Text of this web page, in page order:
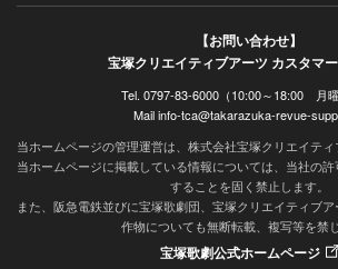
【お問い合わせ】
宝塚クリエイティブアーツ カスタマ
Tel. 0797-83-6000（10:00～18:00 月曜
Mail info-tca@takarazuka-revue-
当ホームページの管理運営は、株式会社宝塚クリエイティ
当ホームページに掲載している情報については、当社の
することを固く禁止します。
また、阪急電鉄並びに宝塚歌劇団、宝塚クリエイティブ
作物についても無断転載、複写等を禁じ
宝塚歌劇公式ホームページ